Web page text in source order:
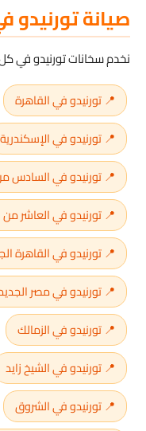
صيانة
نخدم سخانات تورنيدو في
📍 تورنيدو في القاهرة
📍 تورنيدو في الإسكندرية
📍 تورنيدو في السادس
📍 تورنيدو في العاشر
📍 تورنيدو في القاهرة
📍 تورنيدو في مصر
📍 تورنيدو في الزمالك
📍 تورنيدو في الشيخ زايد
📍 تورنيدو في الشروق